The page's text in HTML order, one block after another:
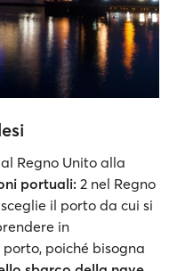
Regno Unito alla
portuali: 2 nel Regno
il porto da cui si
in
poiché bisogna